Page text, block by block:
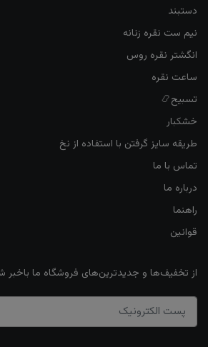
دستبند
نیم ست نقره زنانه
انگشتر نقره روس
ساعت نقره
تسبیح📿
خشکبار
طریقه سایز گرفتن با استفاده از نخ
تماس با ما
درباره ما
راهنما
قوانین
از تخفیف‌ها و جدیدترین‌های فروشگاه ما باخبر